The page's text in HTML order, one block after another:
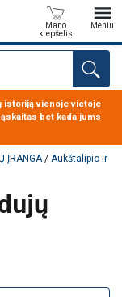
Mano
krepšelis
Meniu
istoriją vienoje vietoje
bet kada jums
ĮRANGA/ Aukštalipio ir